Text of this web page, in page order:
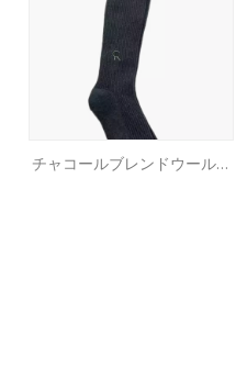
チャコールブレンドウール靴